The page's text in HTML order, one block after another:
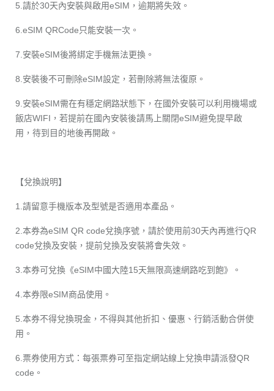
5.請於30天內安裝與啟用eSIM，逾期將失效。
6.eSIM QRCode只能安裝一次。
7.安裝eSIM後將綁定手機無法更換。
8.安裝後不可刪除eSIM設定，若刪除將無法復原。
9.安裝eSIM需在有穩定網路狀態下，在國外安裝可以利用機場或
飯店WIFI，若提前在國內安裝後請馬上關閉eSIM避免提早啟
用，待到目的地後再開啟。
【兌換說明】
1.請留意手機版本及型號是否適用本產品。
2.本券為eSIM QR code兌換序號，請於使用前30天內再進行QR
code兌換及安裝，提前兌換及安裝將會失效。
3.本券可兌換《eSIM中國大陸15天無限高速網路吃到飽》。
4.本券限eSIM商品使用。
5.本券不得兌換現金，不得與其他折扣、優惠、行銷活動合併使
用。
6.票券使用方式：每張票券可至指定網站線上兌換申請派發QR
code。